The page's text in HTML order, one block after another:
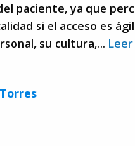
paciente, ya que
si el acceso es
su cultura,... Leer